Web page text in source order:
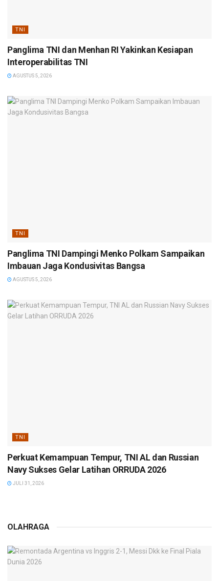
TNI
Panglima TNI dan Menhan RI Yakinkan Kesiapan
Interoperabilitas TNI
AGUSTUS 5, 2026
TNI
Panglima TNI Dampingi Menko Polkam Sampaikan
Imbauan Jaga Kondusivitas Bangsa
AGUSTUS 5, 2026
TNI
Perkuat Kemampuan Tempur, TNI AL dan Russian
Navy Sukses Gelar Latihan ORRUDA 2026
JULI 31, 2026
OLAHRAGA